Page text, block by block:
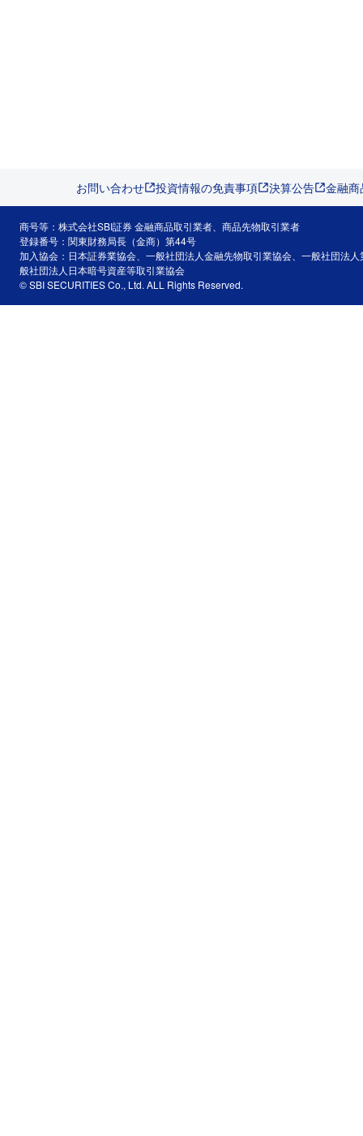
お問い合わせ 投資情報の免責事項 決算公告 金融
商号等：株式会社SBI証券 金融商品取引業者、商品先物取引業者
登録番号：関東財務局長（金商）第44号
加入協会：日本証券業協会、一般社団法人金融先物取引業協会、一般社団法
般社団法人日本暗号資産等取引業協会
© SBI SECURITIES Co., Ltd. ALL Rights Reserved.